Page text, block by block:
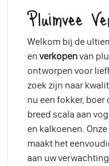
Pluimvee
Welkom bij de
en verkopenvan
ontworpen voor
zoek zijn naar
nu een fokker,
breed scala aan
en kalkoenen.
maakt het
aan uw